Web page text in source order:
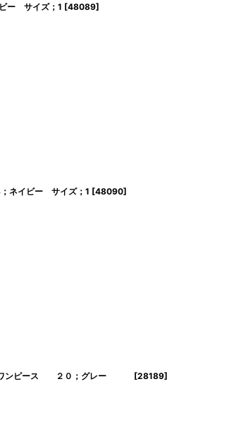
サイズ；1 [48089]
イビー サイズ；1 [48090]
ワンピース ２０；グレー [28189]